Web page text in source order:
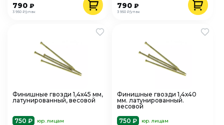
3 950 ₽/упак
790 ₽
3 950 ₽/упак
790₽
Финишные гвозди 1,4х45 мм,
латунированный, весовой
750 ₽ юр. лицам
Финишные гвозди 1,4х40
мм. латунированный.
весовой
750 ₽
юр. лицам